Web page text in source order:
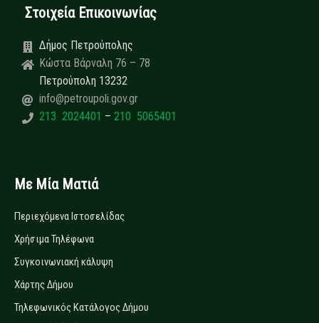
Στοιχεία Επικοινωνίας
Δήμος Πετρούπολης
Κώστα Βάρναλη 76 – 78
Πετρούπολη 13232
info@petroupoli.gov.gr
213 2024401 – 210 5065401
Με Μία Ματιά
Περιεχόμενα Ιστοσελίδας
Χρήσιμα Τηλέφωνα
Συγκοινωνιακή κάλυψη
Χάρτης Δήμου
Τηλεφωνικός Κατάλογος Δήμου